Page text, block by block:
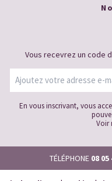
Vous recevrez un code
En vous inscrivant, vous
Voir
TÉLÉPHONE 08 05